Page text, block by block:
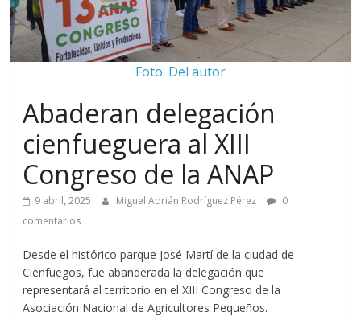
Foto: Del autor
Abaderan delegación
cienfueguera al XIII
Congreso de la ANAP
9 abril, 2025 Miguel Adrián Rodríguez Pérez
0
comentarios
Desde el histórico parque José Martí de la ciudad de
Cienfuegos, fue abanderada la delegación que
representará al territorio en el XIII Congreso de la
Asociación Nacional de Agricultores Pequeños.